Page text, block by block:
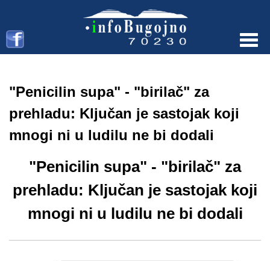
"Penicilin supa" - "birilač" za
prehladu: Ključan je sastojak koji
mnogi ni u ludilu ne bi dodali
"Penicilin supa" - "birilač" za
prehladu: Ključan je sastojak koji
mnogi ni u ludilu ne bi dodali